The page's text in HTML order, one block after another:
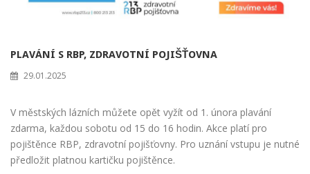
PLAVÁNÍ S RBP, ZDRAVOTNÍ POJIŠŤOVNA
29.01.2025
V městských lázních můžete opět vyžít od 1. února plavání
zdarma, každou sobotu od 15 do 16 hodin. Akce platí pro
pojištěnce RBP, zdravotní pojišťovny. Pro uznání vstupu je nutné
předložit platnou kartičku pojištěnce.